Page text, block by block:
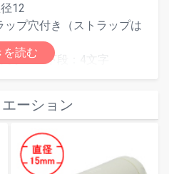
12
ップ穴付き（ストラップは
文字 下段：4文字
充インキ１０ml（黒）QI-
インキ１０ml（赤）QI-
ーション